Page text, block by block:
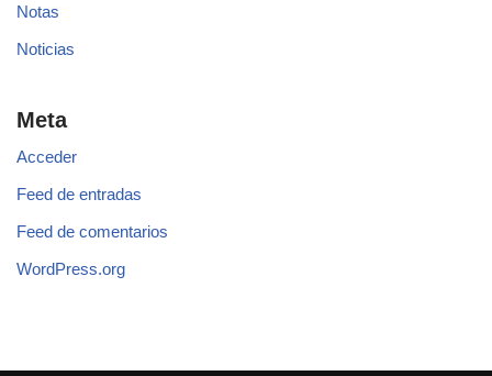
Notas
Noticias
Meta
Acceder
Feed de entradas
Feed de comentarios
WordPress.org